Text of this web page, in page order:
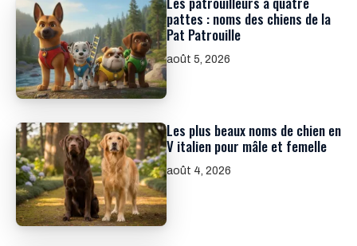
pattes : noms des chiens de la
Pat Patrouille
août 5, 2026
Les plus beaux noms de chien en
V italien pour mâle et femelle
août 4, 2026